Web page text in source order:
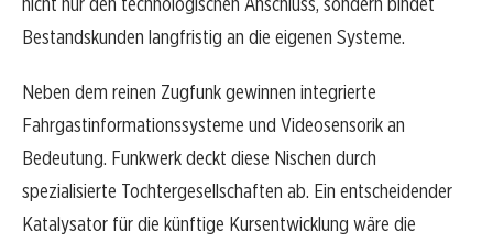
Bestandskunden langfristig an die eigenen Systeme.
Neben dem reinen Zugfunk gewinnen integrierte
Fahrgastinformationssysteme und Videosensorik an
Bedeutung. Funkwerk deckt diese Nischen durch
spezialisierte Tochtergesellschaften ab. Ein entscheidender
Katalysator für die künftige Kursentwicklung wäre die